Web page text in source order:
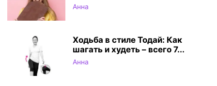
Анна
Ходьба в стиле Тодай: Как
шагать и худеть – всего 7...
Анна